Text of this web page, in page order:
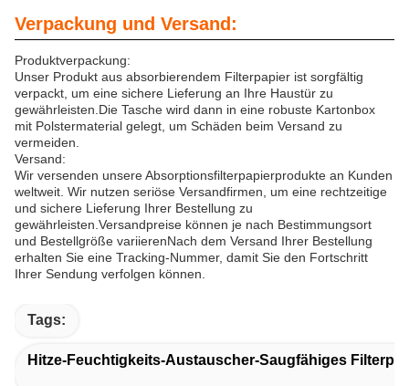
Verpackung und Versand:
Produktverpackung:
Unser Produkt aus absorbierendem Filterpapier ist sorgfältig
verpackt, um eine sichere Lieferung an Ihre Haustür zu
gewährleisten.Die Tasche wird dann in eine robuste Kartonbox
mit Polstermaterial gelegt, um Schäden beim Versand zu
vermeiden.
Versand:
Wir versenden unsere Absorptionsfilterpapierprodukte an Kunden
weltweit. Wir nutzen seriöse Versandfirmen, um eine rechtzeitige
und sichere Lieferung Ihrer Bestellung zu
gewährleisten.Versandpreise können je nach Bestimmungsort
und Bestellgröße variierenNach dem Versand Ihrer Bestellung
erhalten Sie eine Tracking-Nummer, damit Sie den Fortschritt
Ihrer Sendung verfolgen können.
Tags:
Hitze-Feuchtigkeits-Austauscher-Saugfähiges